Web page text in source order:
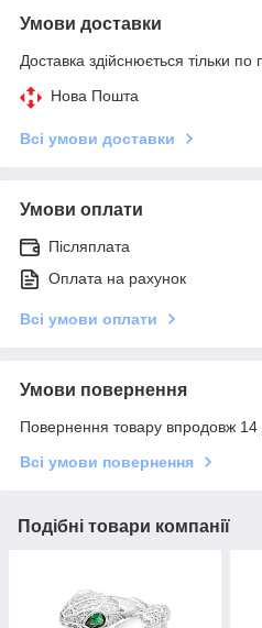
Умови доставки
Доставка здійснюється тільки по
Нова Пошта
Всі умови доставки
Умови оплати
Післяплата
Оплата на рахунок
Всі умови оплати
Умови повернення
Повернення товару впродовж 14
Всі умови повернення
Подібні товари компанії